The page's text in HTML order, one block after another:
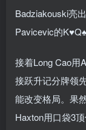
Badziakouski亮
Pavicevic的K♥Q♠
接着Long Cao用
接跃升记分牌领
能改变格局。果
Haxton用口袋3